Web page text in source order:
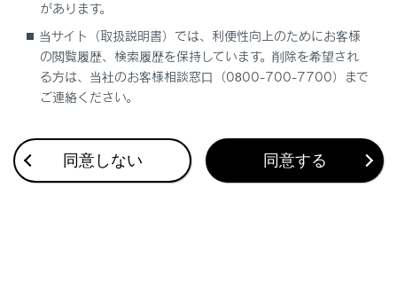
低速時に障害物との接近を検知してブレーキをかける
最適な車間距離を保って追従走行する
があります。
当サイト（取扱説明書）では、利便性向上のためにお客様
の閲覧履歴、検索履歴を保持しています。削除を希望され
る方は、当社のお客様相談窓口（0800-700-7700）まで
ご連絡ください。
同意しない 同意する